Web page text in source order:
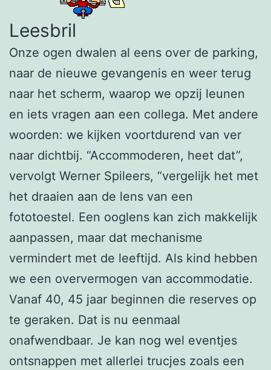
Leesbril
Onze ogen dwalen al eens over de parking,
naar de nieuwe gevangenis en weer terug
naar het scherm, waarop we opzij leunen
en iets vragen aan een collega. Met andere
woorden: we kijken voortdurend van ver
naar dichtbij. “Accommoderen, heet dat”,
vervolgt Werner Spileers, “vergelijk het met
het draaien aan de lens van een
fototoestel. Een ooglens kan zich makkelijk
aanpassen, maar dat mechanisme
vermindert met de leeftijd. Als kind hebben
we een oververmogen van accommodatie.
Vanaf 40, 45 jaar beginnen die reserves op
te geraken. Dat is nu eenmaal
onafwendbaar. Je kan nog wel eventjes
ontsnappen met allerlei trucjes zoals een